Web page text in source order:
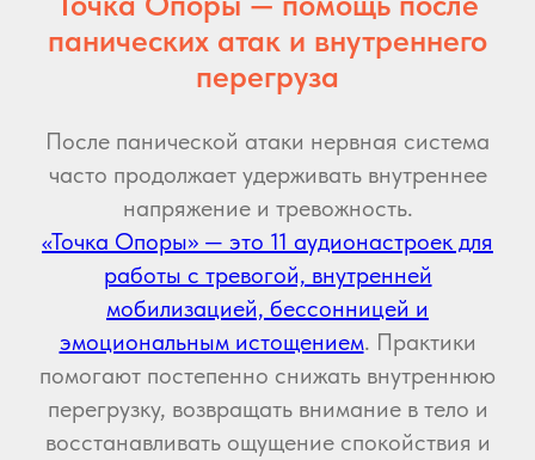
панических атак и внутреннего
перегруза
После панической атаки нервная система
часто продолжает удерживать внутреннее
напряжение и тревожность.
«Точка Опоры» — это 11 аудионастроек для
работы с тревогой, внутренней
мобилизацией, бессонницей и
эмоциональным истощением. Практики
помогают постепенно снижать внутреннюю
перегрузку, возвращать внимание в тело и
восстанавливать ощущение спокойствия и